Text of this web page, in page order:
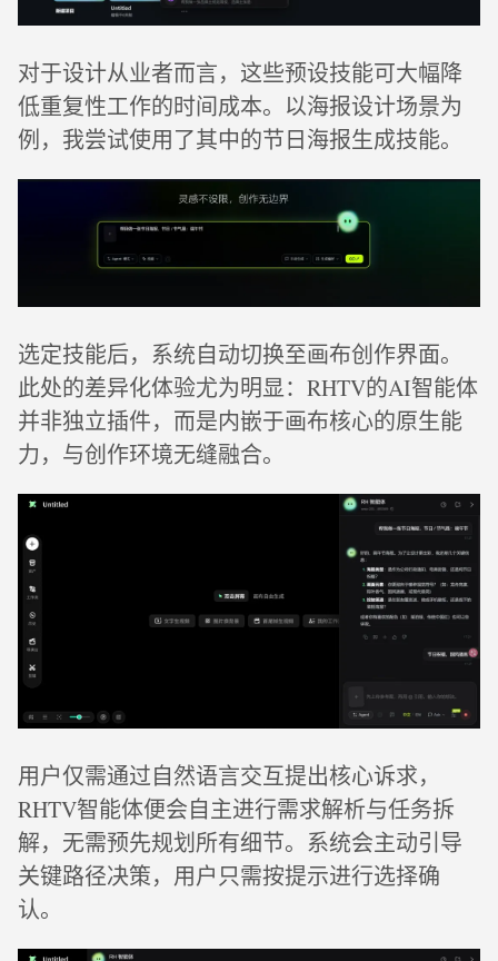
对于设计从业者而言，这些预设技能可大幅降
低重复性工作的时间成本。以海报设计场景为
例，我尝试使用了其中的节日海报生成技能。
选定技能后，系统自动切换至画布创作界面。
此处的差异化体验尤为明显：RHTV的AI智能体
并非独立插件，而是内嵌于画布核心的原生能
力，与创作环境无缝融合。
用户仅需通过自然语言交互提出核心诉求，
RHTV智能体便会自主进行需求解析与任务拆
解，无需预先规划所有细节。系统会主动引导
关键路径决策，用户只需按提示进行选择确
认。